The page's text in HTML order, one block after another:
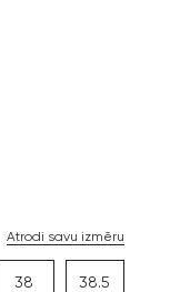
Atrodi savu izmēru
38 38.5